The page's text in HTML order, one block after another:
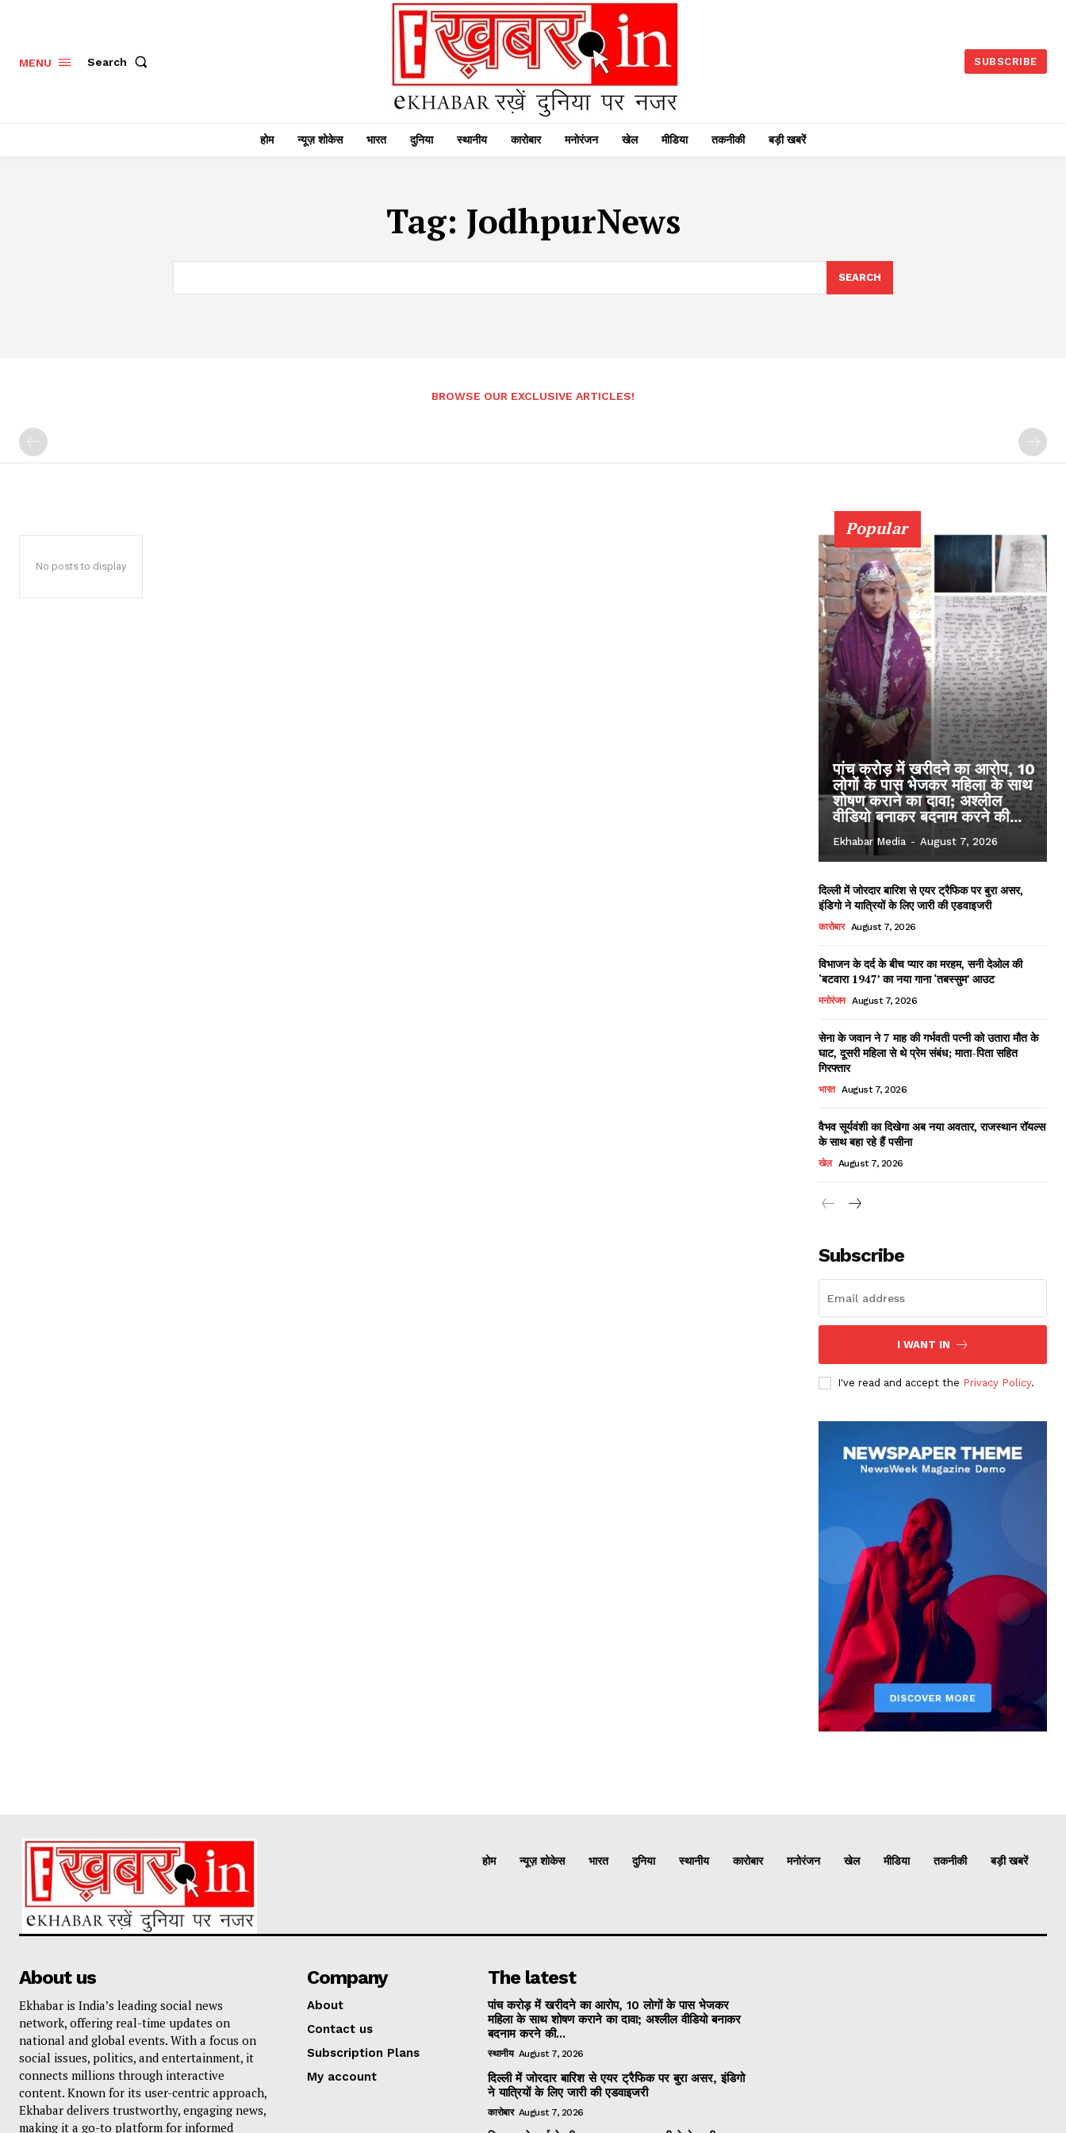
MENU Search SUBSCRIBE
होम न्यूज़ शोकेस भारत दुनिया स्थानीय कारोबार मनोरंजन खेल मीडिया तकनीकी बड़ी खबरें
Tag: JodhpurNews
SEARCH
BROWSE OUR EXCLUSIVE ARTICLES!
No posts to display
Popular
पांच करोड़ में खरीदने का आरोप, 10
लोगों के पास भेजकर महिला के साथ
शोषण कराने का दावा; अश्लील
वीडियो बनाकर बदनाम करने की...
Ekhabar Media - August 7, 2026
दिल्ली में जोरदार बारिश से एयर ट्रैफिक पर बुरा असर,
इंडिगो ने यात्रियों के लिए जारी की एडवाइजरी
कारोबार August 7, 2026
विभाजन के दर्द के बीच प्यार का मरहम, सनी देओल की
‘बटवारा 1947’ का नया गाना ‘तबस्सुम’ आउट
मनोरंजन August 7, 2026
सेना के जवान ने 7 माह की गर्भवती पत्नी को उतारा मौत के
घाट, दूसरी महिला से थे प्रेम संबंध; माता-पिता सहित
गिरफ्तार
भारत August 7, 2026
वैभव सूर्यवंशी का दिखेगा अब नया अवतार, राजस्थान रॉयल्स
के साथ बहा रहे हैं पसीना
खेल August 7, 2026
Subscribe
I WANT IN
I've read and accept the Privacy Policy.
होम न्यूज़ शोकेस भारत दुनिया स्थानीय कारोबार मनोरंजन खेल मीडिया तकनीकी बड़ी खबरें
About us
Ekhabar is India’s leading social news
network, offering real-time updates on
national and global events. With a focus on
social issues, politics, and entertainment, it
connects millions through interactive
content. Known for its user-centric approach,
Ekhabar delivers trustworthy, engaging news,
making it a go-to platform for informed
Company
About
Contact us
Subscription Plans
My account
The latest
पांच करोड़ में खरीदने का आरोप, 10 लोगों के पास भेजकर
महिला के साथ शोषण कराने का दावा; अश्लील वीडियो बनाकर
बदनाम करने की...
स्थानीय August 7, 2026
दिल्ली में जोरदार बारिश से एयर ट्रैफिक पर बुरा असर, इंडिगो
ने यात्रियों के लिए जारी की एडवाइजरी
कारोबार August 7, 2026